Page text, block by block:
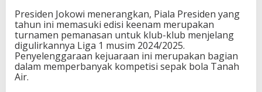
e
s
i
d
e
n
Presiden Jokowi menerangkan, Piala Presiden yang
tahun ini memasuki edisi keenam merupakan
turnamen pemanasan untuk klub-klub menjelang
digulirkannya Liga 1 musim 2024/2025.
Penyelenggaraan kejuaraan ini merupakan bagian
dalam memperbanyak kompetisi sepak bola Tanah
Air.